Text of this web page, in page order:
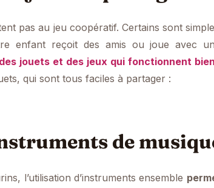
pas au jeu coopératif. Certains sont
enfant reçoit des amis ou joue avec
des jouets et des jeux qui fonctionnent
qui sont tous faciles à partager :
de
l’utilisation d’instruments ensemble